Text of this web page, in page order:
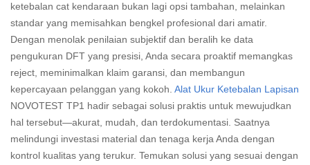
ketebalan cat kendaraan bukan lagi opsi tambahan, melainkan
standar yang memisahkan bengkel profesional dari amatir.
Dengan menolak penilaian subjektif dan beralih ke data
pengukuran DFT yang presisi, Anda secara proaktif memangkas
reject, meminimalkan klaim garansi, dan membangun
kepercayaan pelanggan yang kokoh. Alat Ukur Ketebalan Lapisan
NOVOTEST TP1 hadir sebagai solusi praktis untuk mewujudkan
hal tersebut—akurat, mudah, dan terdokumentasi. Saatnya
melindungi investasi material dan tenaga kerja Anda dengan
kontrol kualitas yang terukur. Temukan solusi yang sesuai dengan